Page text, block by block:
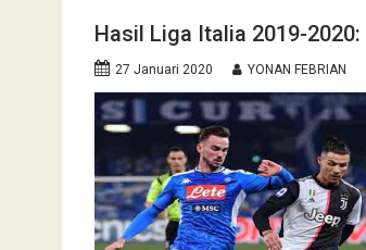
Hasil Liga Italia 2019-
27 Januari 2020 YONAN FEBRIAN